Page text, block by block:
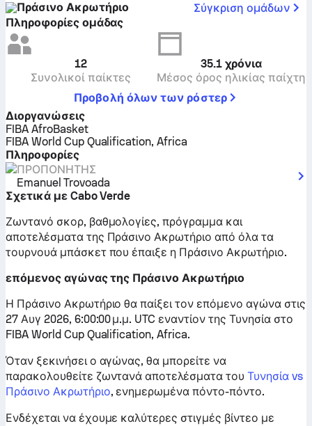
Πράσινο Ακρωτήριο
Σύγκριση ομάδων
Πληροφορίες ομάδας
12
Συνολικοί παίκτες
35.1 χρόνια
Μέσος όρος ηλικίας παίχτη
Προβολή όλων των ρόστερ
Διοργανώσεις
FIBA AfroBasket
FIBA World Cup Qualification, Africa
Πληροφορίες
ΠΡΟΠΟΝΗΤΉΣ
Emanuel Trovoada
Σχετικά με Cabo Verde
Ζωντανό σκορ, βαθμολογίες, πρόγραμμα και
αποτελέσματα της Πράσινο Ακρωτήριο από όλα τα
τουρνουά μπάσκετ που έπαιξε η Πράσινο Ακρωτήριο.
επόμενος αγώνας της Πράσινο Ακρωτήριο
Η Πράσινο Ακρωτήριο θα παίξει τον επόμενο αγώνα στις
27 Αυγ 2026, 6:00:00 μ.μ. UTC εναντίον της Τυνησία στο
FIBA World Cup Qualification, Africa.
Όταν ξεκινήσει ο αγώνας, θα μπορείτε να
παρακολουθείτε ζωντανά αποτελέσματα του Τυνησία vs
Πράσινο Ακρωτήριο, ενημερωμένα πόντο-πόντο.
Ενδέχεται να έχουμε καλύτερες στιγμές βίντεο με